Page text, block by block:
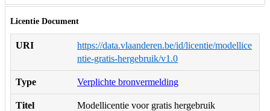
Licentie Document
URI
https://data.vlaanderen.be/id/licentie/modellice
ntie-gratis-hergebruik/v1.0
Type Verplichte bronvermelding
Titel Modellicentie voor gratis hergebruik